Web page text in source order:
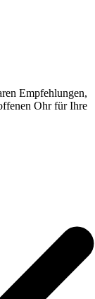
Empfehlungen,
Ohr für Ihre